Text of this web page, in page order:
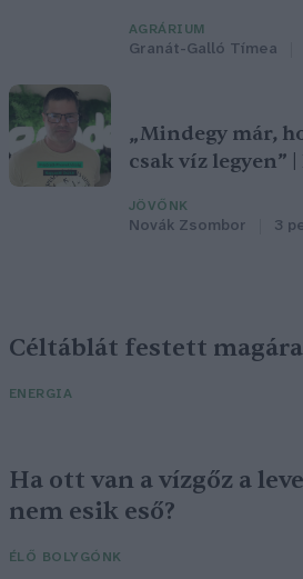
AGRÁRIUM
Granát-Galló Tímea
„Mindegy már,
csak víz legyen”
JÖVŐNK
Novák Zsombor 3
Céltáblát festett magára
ENERGIA
Ha ott van a vízgőz a
nem esik eső?
ÉLŐ BOLYGÓNK